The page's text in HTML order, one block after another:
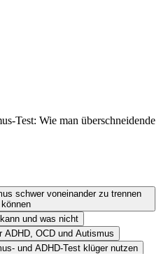
Test: Wie man überschneidende
schwer voneinander zu trennen
und was nicht
ADHD, OCD und Autismus
und ADHD-Test klüger nutzen